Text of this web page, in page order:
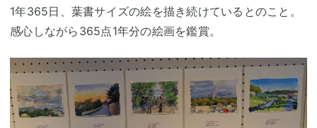
1年365日、葉書サイズの絵を描き続けているとのこと。
感心しながら365点1年分の絵画を鑑賞。